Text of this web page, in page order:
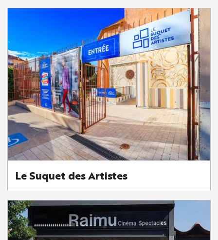
Le Suquet des Artistes